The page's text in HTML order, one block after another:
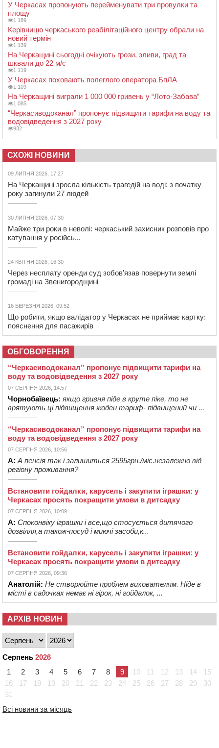
У Черкасах пропонують перейменувати три провулки та
площу
1 189
Керівницю черкаського реабілітаційного центру обрали на
новий термін
1 139
На Черкащині сьогодні очікують грози, зливи, град та
шквали до 22 м/с
1 119
У Черкасах поховають полеглого оператора БпЛА
1 109
На Черкащині виграли 1 000 000 гривень у “Лото-Забава”
1 085
“Черкасиводоканал” пропонує підвищити тарифи на воду та
водовідведення з 2027 року
932
СХОЖІ НОВИНИ
09 ЛИПНЯ 2026, 17:27
На Черкащині зросла кількість трагедій на воді: з початку
року загинули 27 людей
30 ЛИПНЯ 2026, 07:30
Майже три роки в неволі: черкаський захисник розповів про
катування у російсь...
24 КВІТНЯ 2026, 16:30
Через несплату оренди суд зобов’язав повернути землі
громаді на Звенигородщині
16 БЕРЕЗНЯ 2026, 09:52
Що робити, якщо валідатор у Черкасах не приймає картку:
пояснення для пасажирів
ОБГОВОРЕННЯ
“Черкасиводоканал” пропонує підвищити тарифи на
воду та водовідведення з 2027 року
07 СЕРПНЯ 2026, 14:57
Чорнобаївець: якщо гривня піде в круте піке, то не
врятують ці підвищення жоден тариф- підвищений чи ...
“Черкасиводоканал” пропонує підвищити тарифи на
воду та водовідведення з 2027 року
07 СЕРПНЯ 2026, 10:56
А: А пенсія так і залишиться 2595грн./міс.незалежно від
регіону проживання?
Встановити гойдалки, карусель і закупити іграшки: у
Черкасах просять покращити умови в дитсадку
07 СЕРПНЯ 2026, 10:09
А: Споконвіку іграшки і все,що стосується дитячого
дозвілля,а також-посуд і миючі засоби,к...
Встановити гойдалки, карусель і закупити іграшки: у
Черкасах просять покращити умови в дитсадку
07 СЕРПНЯ 2026, 09:36
Анатолій: Не створюйте проблем вихователям. Ніде в
місті в садочках немає ні гірок, ні гойдалок, ...
АРХІВ НОВИН
Серпень 2026
1
2 3 4 5 6 7 8 9 10 11 12 13 14
15
16
17 18 19 20 21 22 23 24 25 26 27 28 29
30
31
Всі новини за місяць